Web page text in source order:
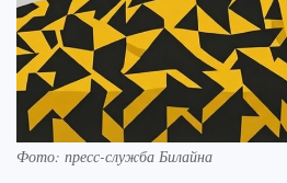
Фото: пресс-служба Билайна